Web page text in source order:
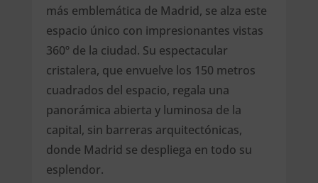
más emblemática de Madrid, se alza este
espacio único con impresionantes vistas
360º de la ciudad. Su espectacular
cristalera, que envuelve los 150 metros
cuadrados del espacio, regala una
panorámica abierta y luminosa de la
capital, sin barreras arquitectónicas,
donde Madrid se despliega en todo su
esplendor.